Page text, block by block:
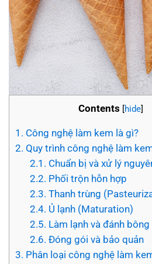
Contents [hide]
1. Công nghệ làm kem là gì?
2. Quy trình công nghệ làm
2.1. Chuẩn bị và xử lý
2.2. Phối trộn hỗn hợp
2.3. Thanh trùng
2.4. Ủ lạnh (Maturation)
2.5. Làm lạnh và đánh bông
2.6. Đóng gói và bảo quản
3. Phân loại công nghệ làm